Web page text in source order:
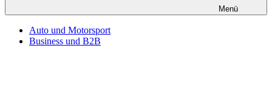
Menü
Auto und Motorsport
Business und B2B